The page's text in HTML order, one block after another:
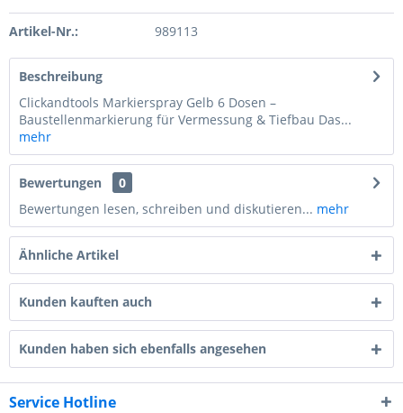
Artikel-Nr.: 989113
Beschreibung
Clickandtools Markierspray Gelb 6 Dosen –
Baustellenmarkierung für Vermessung & Tiefbau Das...
mehr
Bewertungen
0
Bewertungen lesen, schreiben und diskutieren... mehr
Ähnliche Artikel
Kunden kauften auch
Kunden haben sich ebenfalls angesehen
Service Hotline